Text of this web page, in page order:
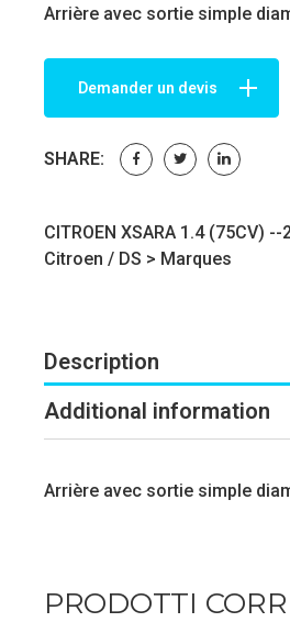
Arrière avec sortie simple
Demander un devis
SHARE:
CITROEN XSARA 1.4 (75CV) --
Citroen / DS > Marques
Description
Additional information
Arrière avec sortie simple
PRODOTTI